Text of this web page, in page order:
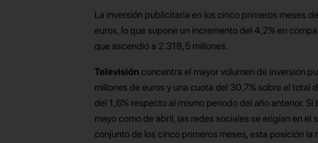
La inversión publicitaria en los cinco primeros meses
euros, lo que supone un incremento del 4,2% en
que ascendió a 2.318,5 millones.
Televisión concentra el mayor volumen de inversión
millones de euros y una cuota del 30,7% sobre el total
del 1,6% respecto al mismo periodo del año anterior.
mayo como de abril, las redes sociales se erigían en el
conjunto de los cinco primeros meses, esta posición la